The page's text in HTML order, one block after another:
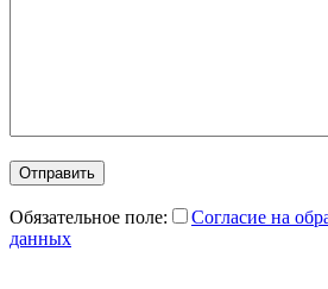
Отправить
Обязательное поле:
Согласие на
данных